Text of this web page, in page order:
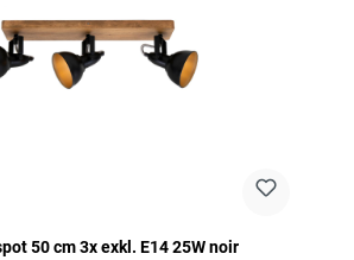
50 cm 3x exkl. E14 25W noir